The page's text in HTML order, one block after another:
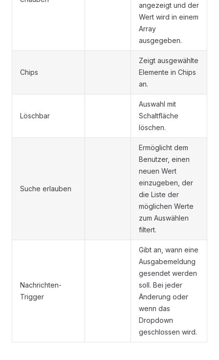
angezeigt und der
Wert wird in einem
Array
ausgegeben.
Chips
Zeigt ausgewählte
Elemente in Chips
an.
Löschbar
Auswahl mit
Schaltfläche
löschen.
Suche erlauben
Ermöglicht dem
Benutzer, einen
neuen Wert
einzugeben, der
die Liste der
möglichen Werte
zum Auswählen
filtert.
Nachrichten-
Trigger
Gibt an, wann eine
Ausgabemeldung
gesendet werden
soll. Bei jeder
Änderung oder
wenn das
Dropdown
geschlossen wird.